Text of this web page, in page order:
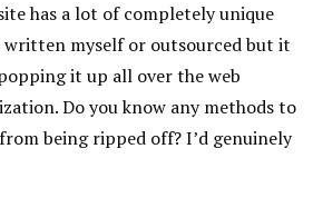
has a lot of completely unique
written myself or outsourced but it
it up all over the web
Do you know any methods to
being ripped off? I’d genuinely